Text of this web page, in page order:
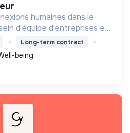
humaines dans le
d'équipe d'entreprises en
à fort impact humain
Long-term contract
being